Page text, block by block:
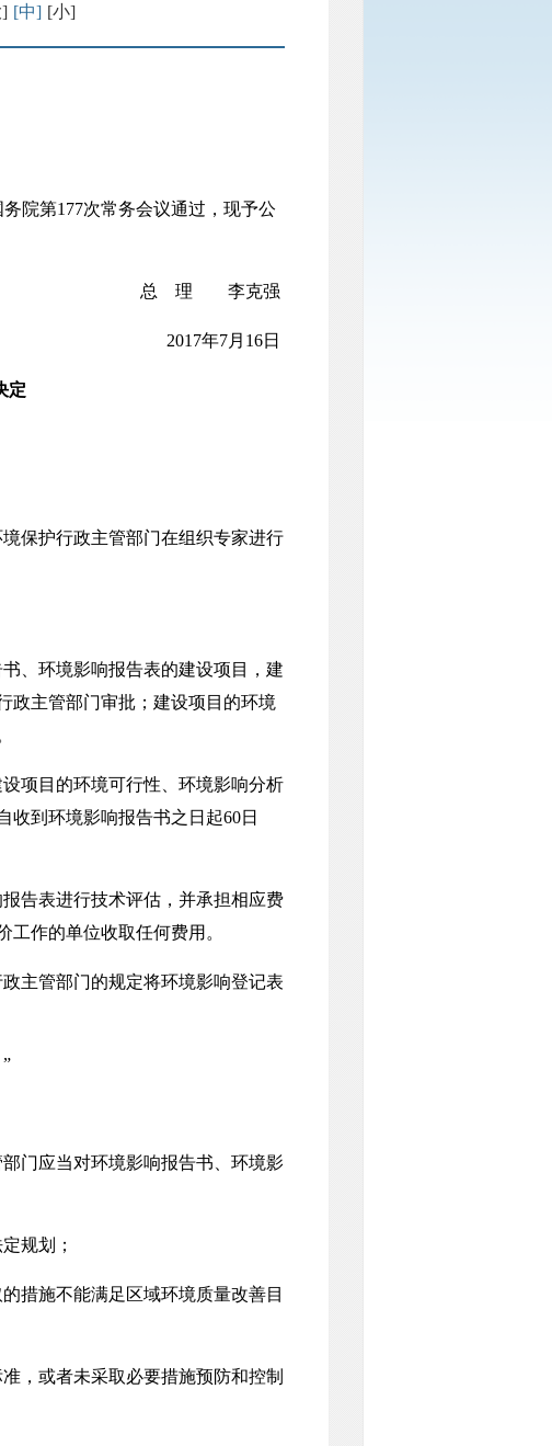
[中] [小]
院第177次常务会议通过，现予公
总 理 李克强
2017年7月16日
定
保护行政主管部门在组织专家进行
、环境影响报告表的建设项目，建
政主管部门审批；建设项目的环境
项目的环境可行性、环境影响分析
到环境影响报告书之日起60日
告表进行技术评估，并承担相应费
作的单位收取任何费用。
主管部门的规定将环境影响登记表
门应当对环境影响报告书、环境影
规划；
措施不能满足区域环境质量改善目
，或者未采取必要措施预防和控制